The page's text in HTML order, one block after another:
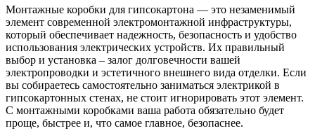
Монтажные коробки для гипсокартона — это незаменимый
элемент современной электромонтажной инфраструктуры,
который обеспечивает надежность, безопасность и удобство
использования электрических устройств. Их правильный
выбор и установка – залог долговечности вашей
электропроводки и эстетичного внешнего вида отделки. Если
вы собираетесь самостоятельно заниматься электрикой в
гипсокартонных стенах, не стоит игнорировать этот элемент.
С монтажными коробками ваша работа обязательно будет
проще, быстрее и, что самое главное, безопаснее.